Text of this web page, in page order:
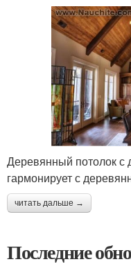
Деревянный потолок с
гармонирует с
читать дальше →
Последние